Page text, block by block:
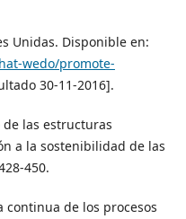
Unidas. Disponible en:
wedo/promote-
30-11-2016].
de las estructuras
a la sostenibilidad de las
450.
continua de los procesos